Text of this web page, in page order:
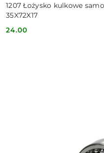
1207 Łożysko kulkowe
35X72X17
Cena:
24.00